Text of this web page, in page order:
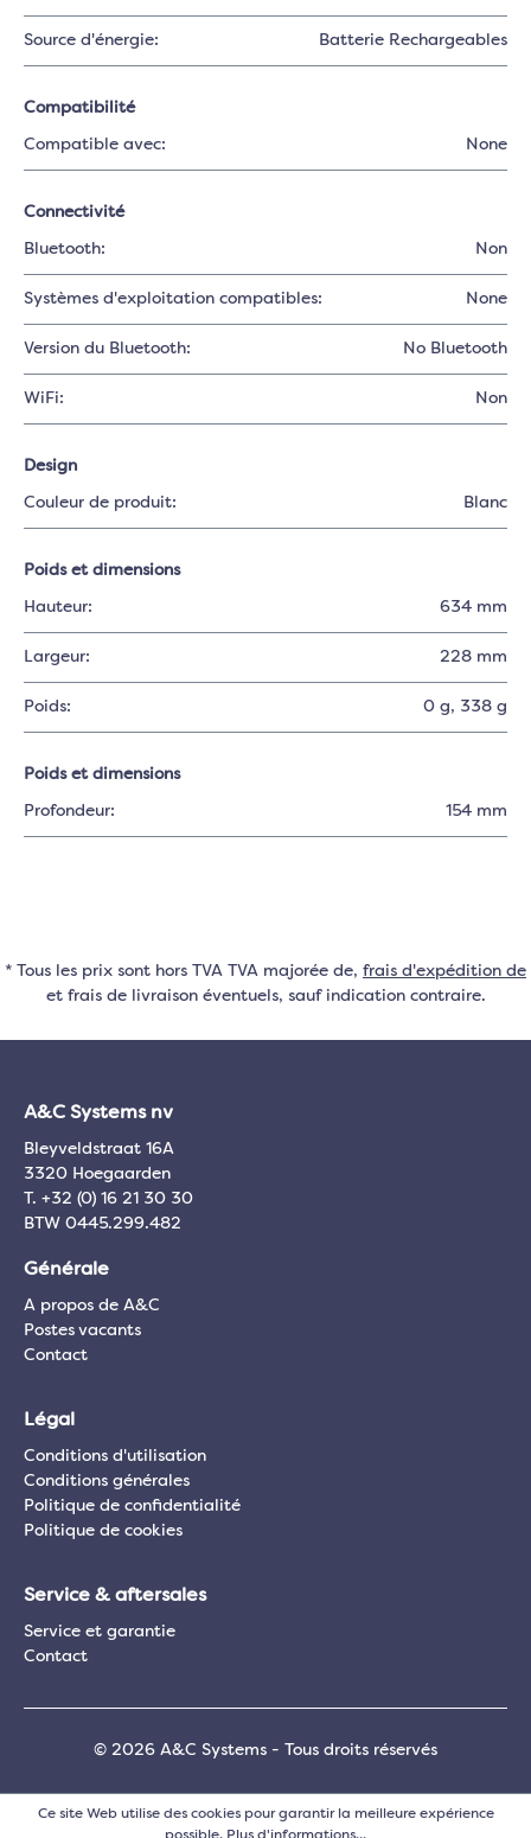
Source d'énergie: Batterie Rechargeables
Compatibilité
Compatible avec: None
Connectivité
Bluetooth: Non
Systèmes d'exploitation compatibles: None
Version du Bluetooth: No Bluetooth
WiFi: Non
Design
Couleur de produit: Blanc
Poids et dimensions
Hauteur: 634 mm
Largeur: 228 mm
Poids: 0 g, 338 g
Poids et dimensions
Profondeur: 154 mm
* Tous les prix sont hors TVA TVA majorée de, frais d'expédition de
et frais de livraison éventuels, sauf indication contraire.
A&C Systems nv
Bleyveldstraat 16A
3320 Hoegaarden
T. +32 (0) 16 21 30 30
BTW 0445.299.482
Générale
A propos de A&C
Postes vacants
Contact
Légal
Conditions d'utilisation
Conditions générales
Politique de confidentialité
Politique de cookies
Service & aftersales
Service et garantie
Contact
© 2026 A&C Systems - Tous droits réservés
Ce site Web utilise des cookies pour garantir la meilleure expérience